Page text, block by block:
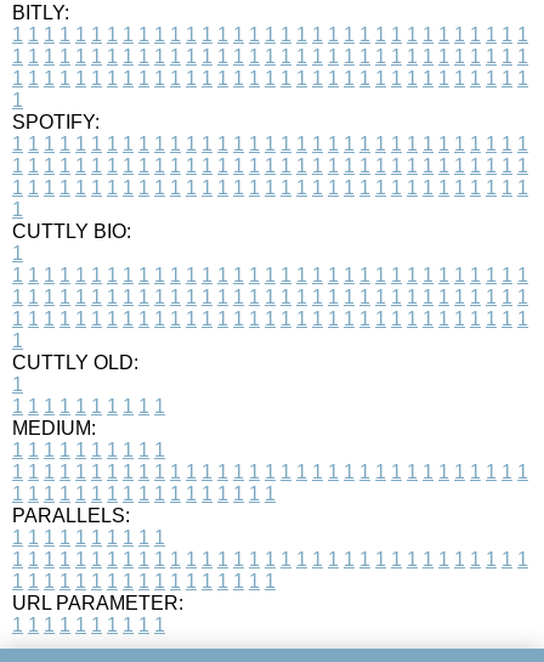
BITLY:
1 1 1 1 1 1 1 1 1 1 1 1 1 1 1 1 1 1 1 1 1 1 1 1 1 1 1 1 1 1 1 1 1
1 1 1 1 1 1 1 1 1 1 1 1 1 1 1 1 1 1 1 1 1 1 1 1 1 1 1 1 1 1 1 1 1
1 1 1 1 1 1 1 1 1 1 1 1 1 1 1 1 1 1 1 1 1 1 1 1 1 1 1 1 1 1 1 1 1
1
SPOTIFY:
1 1 1 1 1 1 1 1 1 1 1 1 1 1 1 1 1 1 1 1 1 1 1 1 1 1 1 1 1 1 1 1 1
1 1 1 1 1 1 1 1 1 1 1 1 1 1 1 1 1 1 1 1 1 1 1 1 1 1 1 1 1 1 1 1 1
1 1 1 1 1 1 1 1 1 1 1 1 1 1 1 1 1 1 1 1 1 1 1 1 1 1 1 1 1 1 1 1 1
1
CUTTLY BIO:
1
1 1 1 1 1 1 1 1 1 1 1 1 1 1 1 1 1 1 1 1 1 1 1 1 1 1 1 1 1 1 1 1 1
1 1 1 1 1 1 1 1 1 1 1 1 1 1 1 1 1 1 1 1 1 1 1 1 1 1 1 1 1 1 1 1 1
1 1 1 1 1 1 1 1 1 1 1 1 1 1 1 1 1 1 1 1 1 1 1 1 1 1 1 1 1 1 1 1 1
1
CUTTLY OLD:
1
1 1 1 1 1 1 1 1 1 1
MEDIUM:
1 1 1 1 1 1 1 1 1 1
1 1 1 1 1 1 1 1 1 1 1 1 1 1 1 1 1 1 1 1 1 1 1 1 1 1 1 1 1 1 1 1 1
1 1 1 1 1 1 1 1 1 1 1 1 1 1 1 1 1
PARALLELS:
1 1 1 1 1 1 1 1 1 1
1 1 1 1 1 1 1 1 1 1 1 1 1 1 1 1 1 1 1 1 1 1 1 1 1 1 1 1 1 1 1 1 1
1 1 1 1 1 1 1 1 1 1 1 1 1 1 1 1 1
URL PARAMETER:
1 1 1 1 1 1 1 1 1 1